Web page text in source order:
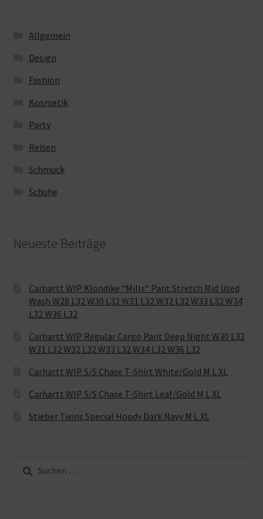
Allgemein
Design
Fashion
Kosmetik
Party
Reisen
Schmuck
Schuhe
Neueste Beiträge
Carhartt WIP Klondike “Mills“ Pant Stretch Mid Used
Wash W28 L32 W30 L32 W31 L32 W32 L32 W33 L32 W34
L32 W36 L32
Carhartt WIP Regular Cargo Pant Deep Night W30 L32
W31 L32 W32 L32 W33 L32 W34 L32 W36 L32
Carhartt WIP S/S Chase T-Shirt White/Gold M L XL
Carhartt WIP S/S Chase T-Shirt Leaf/Gold M L XL
Stieber Twins Special Hoody Dark Navy M L XL
nach: